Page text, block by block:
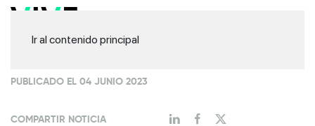
Ir al contenido principal
PUBLICADO EL 04 JUNIO 2023
COMPARTIR NOTICIA